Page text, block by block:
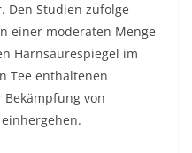
Den Studien zufolge
einer moderaten Menge
Harnsäurespiegel im
Tee enthaltenen
von